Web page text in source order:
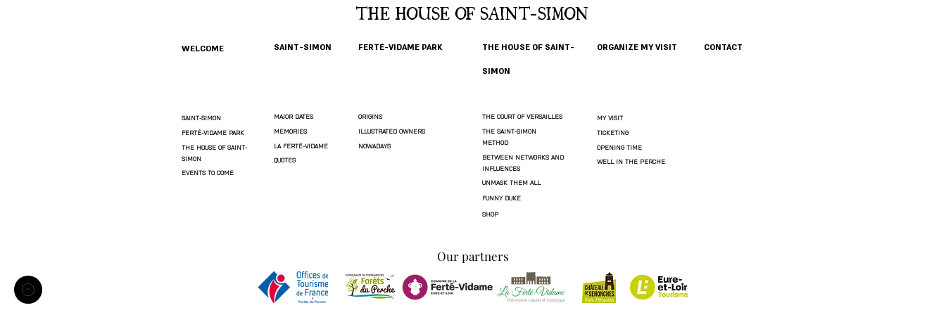
THE HOUSE OF SAINT-SIMON
WELCOME
SAINT-SIMON
FERTÉ-VIDAME PARK
THE HOUSE OF SAINT-
SIMON
EVENTS TO COME
SAINT-SIMON FERTÉ-VIDAME PARK
MAJOR DATES
MEMORIES
LA FERTÉ-VIDAME
QUOTES
ORIGINS
ILLUSTRATED OWNERS
NOWADAYS
THE HOUSE OF SAINT-
SIMON
ORGANIZE MY VISIT CONTACT
THE COURT OF VERSAILLES
THE SAINT-SIMON
METHOD
BETWEEN NETWORKS AND
INFLUENCES
UNMASK THEM ALL
FUNNY DUKE
SHOP
MY VISIT
TICKETING
OPENING TIME
WELL IN THE PERCHE
Our partners